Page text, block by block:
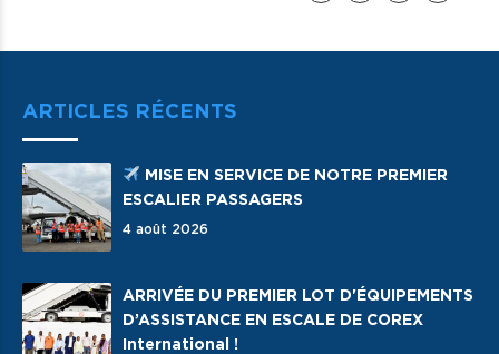
ARTICLES RÉCENTS
MISE EN SERVICE DE NOTRE PREMIER
ESCALIER PASSAGERS
4 août 2026
ARRIVÉE DU PREMIER LOT D'ÉQUIPEMENTS
D’ASSISTANCE EN ESCALE DE COREX
International !